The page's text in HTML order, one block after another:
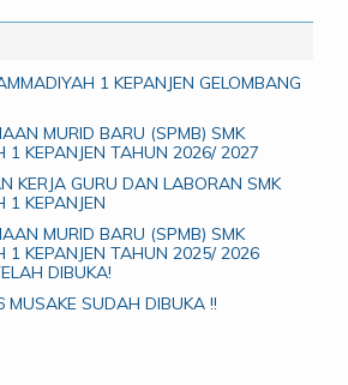
1 KEPANJEN GELOMBANG
MURID BARU (SPMB) SMK
1 KEPANJEN TAHUN 2026/ 2027
KERJA GURU DAN LABORAN SMK
1 KEPANJEN
MURID BARU (SPMB) SMK
1 KEPANJEN TAHUN 2025/ 2026
DIBUKA!
SUDAH DIBUKA !!